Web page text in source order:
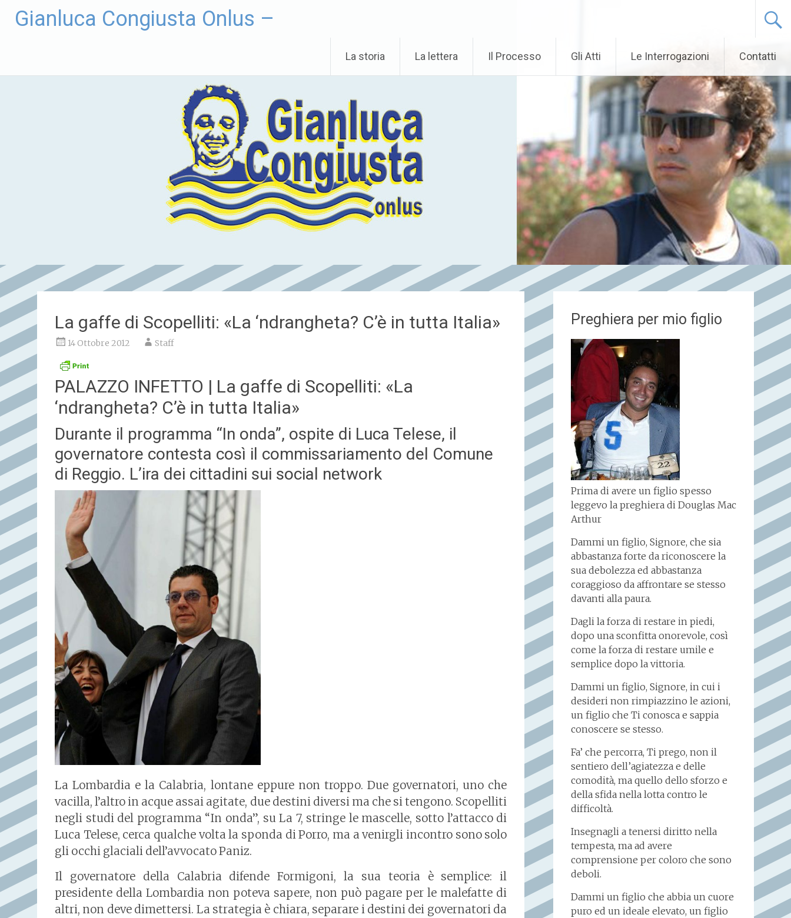
Gianluca Congiusta Onlus –
La storia La lettera Il Processo Gli Atti Le Interrogazioni Contatti
La gaffe di Scopelliti: «La ‘ndrangheta? C’è in tutta Italia»
14 Ottobre 2012 Staff
PALAZZO INFETTO | La gaffe di Scopelliti: «La
‘ndrangheta? C’è in tutta Italia»
Durante il programma “In onda”, ospite di Luca Telese, il
governatore contesta così il commissariamento del Comune
di Reggio. L’ira dei cittadini sui social network
La Lombardia e la Calabria, lontane eppure non troppo. Due governatori, uno che
vacilla, l’altro in acque assai agitate, due destini diversi ma che si tengono. Scopelliti
negli studi del programma “In onda”, su La 7, stringe le mascelle, sotto l’attacco di
Luca Telese, cerca qualche volta la sponda di Porro, ma a venirgli incontro sono solo
gli occhi glaciali dell’avvocato Paniz.
Il governatore della Calabria difende Formigoni, la sua teoria è semplice: il
presidente della Lombardia non poteva sapere, non può pagare per le malefatte di
altri, non deve dimettersi. La strategia è chiara, separare i destini dei governatori da
Preghiera per mio figlio
Prima di avere un figlio spesso
leggevo la preghiera di Douglas Mac
Arthur
Dammi un figlio, Signore, che sia
abbastanza forte da riconoscere la
sua debolezza ed abbastanza
coraggioso da affrontare se stesso
davanti alla paura.
Dagli la forza di restare in piedi,
dopo una sconfitta onorevole, così
come la forza di restare umile e
semplice dopo la vittoria.
Dammi un figlio, Signore, in cui i
desideri non rimpiazzino le azioni,
un figlio che Ti conosca e sappia
conoscere se stesso.
Fa’ che percorra, Ti prego, non il
sentiero dell’agiatezza e delle
comodità, ma quello dello sforzo e
della sfida nella lotta contro le
difficoltà.
Insegnagli a tenersi diritto nella
tempesta, ma ad avere
comprensione per coloro che sono
deboli.
Dammi un figlio che abbia un cuore
puro ed un ideale elevato, un figlio